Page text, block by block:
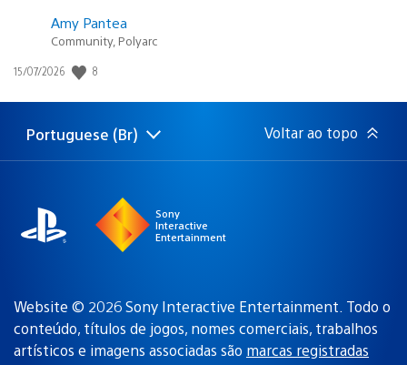
Amy Pantea
Community, Polyarc
Data
publicação:
15/07/2026 8
Selecione
uma
Região
atual:
Portuguese (Br) Voltar ao topo
Sony
Interactive
Entertainment
Website © 2026 Sony Interactive Entertainment. Todo o
conteúdo, títulos de jogos, nomes comerciais, trabalhos
artísticos e imagens associadas são marcas registradas